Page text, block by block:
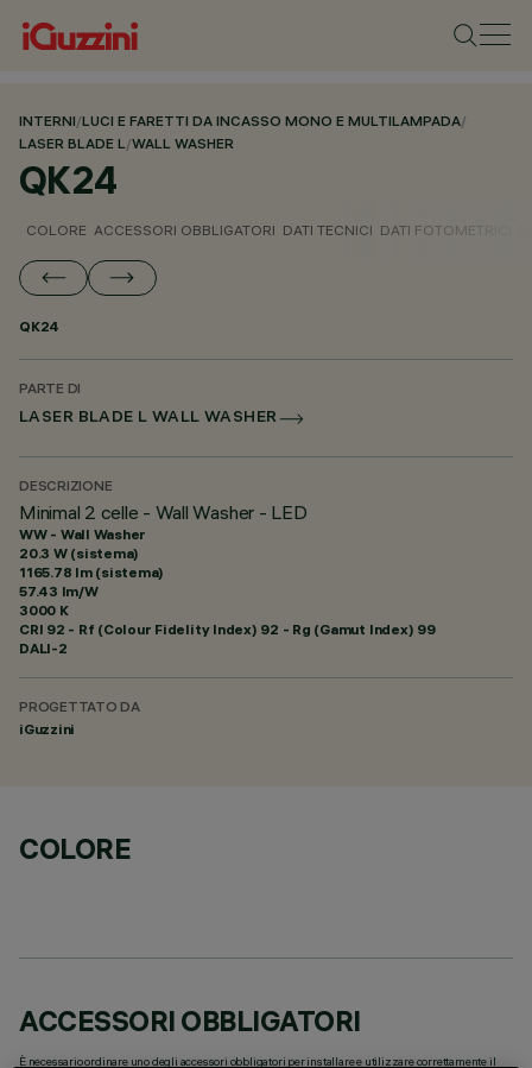
INTERNI/LUCI E FARETTI DA INCASSO MONO E MULTILAMPADA/
LASER BLADE L/WALL WASHER
QK24
COLORE ACCESSORI OBBLIGATORI DATI TECNICI DATI FOTOMETRICI
QK24
PARTE DI
LASER BLADE L WALL WASHER
DESCRIZIONE
Minimal 2 celle - Wall Washer - LED
WW - Wall Washer
20.3 W (sistema)
1165.78 lm (sistema)
57.43 lm/W
3000 K
CRI 92 - Rf (Colour Fidelity Index) 92 - Rg (Gamut Index) 99
DALI-2
PROGETTATO DA
iGuzzini
COLORE
ACCESSORI OBBLIGATORI
È necessario ordinare uno degli accessori obbligatori per installare e utilizzare correttamente il